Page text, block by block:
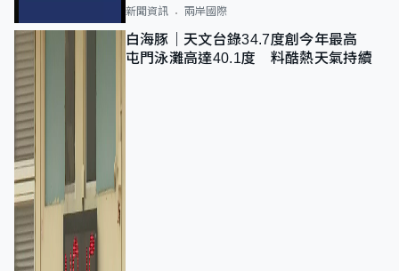
新聞資訊 兩岸國際
白海豚｜天文台錄34.7度創今年最高
屯門泳灘高達40.1度 料酷熱天氣持續